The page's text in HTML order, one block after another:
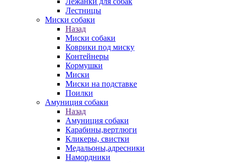
Лестницы
Миски собаки
Назад
Миски собаки
Коврики под миску
Контейнеры
Кормушки
Миски
Миски на подставке
Поилки
Амуниция собаки
Назад
Амуниция собаки
Карабины,вертлюги
Кликеры, свистки
Медальоны,адресники
Намордники